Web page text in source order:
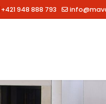
+421 948 888 793